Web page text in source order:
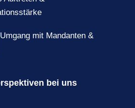
mit Mandanten &
bei uns